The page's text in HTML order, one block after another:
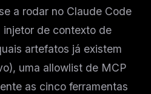
a rodar no Claude Code
injetor de contexto de
artefatos já existem
uma allowlist de MCP
as cinco ferramentas